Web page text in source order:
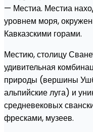
— Местиа. Местиа
уровнем моря,
Кавказскими горами.
Местию, столицу
удивительная
природы (вершины
альпийские луга) и
средневековых
фресками, музеев.